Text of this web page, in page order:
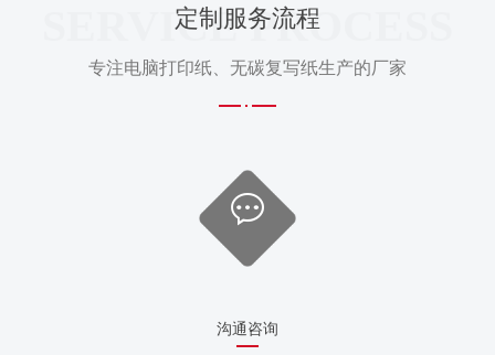
SERVICE PROCESS
定制服务流程
专注电脑打印纸、无碳复写纸生产的厂家
沟通咨询